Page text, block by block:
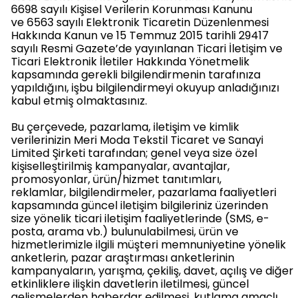
6698 sayılı Kişisel Verilerin Korunması Kanunu
ve 6563 sayılı Elektronik Ticaretin Düzenlenmesi
Hakkında Kanun ve 15 Temmuz 2015 tarihli 29417
sayılı Resmi Gazete’de yayınlanan Ticari İletişim ve
Ticari Elektronik İletiler Hakkında Yönetmelik
kapsamında gerekli bilgilendirmenin tarafınıza
yapıldığını, işbu bilgilendirmeyi okuyup anladığınızı
kabul etmiş olmaktasınız.
Bu çerçevede, pazarlama, iletişim ve kimlik
verilerinizin Meri Moda Tekstil Ticaret ve Sanayi
Limited Şirketi tarafından; genel veya size özel
kişiselleştirilmiş kampanyalar, avantajlar,
promosyonlar, ürün/hizmet tanıtımları,
reklamlar, bilgilendirmeler, pazarlama faaliyetleri
kapsamında güncel iletişim bilgileriniz üzerinden
size yönelik ticari iletişim faaliyetlerinde (SMS, e-
posta, arama vb.) bulunulabilmesi, ürün ve
hizmetlerimizle ilgili müşteri memnuniyetine yönelik
anketlerin, pazar araştırması anketlerinin
kampanyaların, yarışma, çekiliş, davet, açılış ve diğer
etkinliklere ilişkin davetlerin iletilmesi, güncel